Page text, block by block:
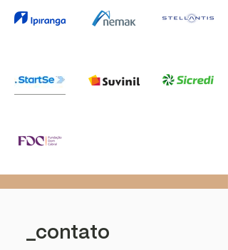
_contato